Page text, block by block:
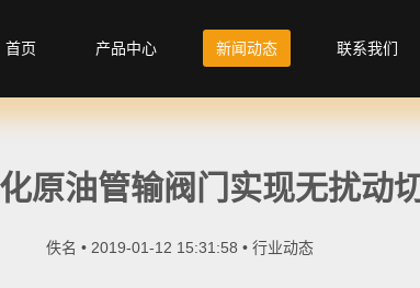
首页 产品中心 新闻动态 联系我们
原油管输阀门实现无扰动
佚名 • 2019-01-12 15:31:58 • 行业动态